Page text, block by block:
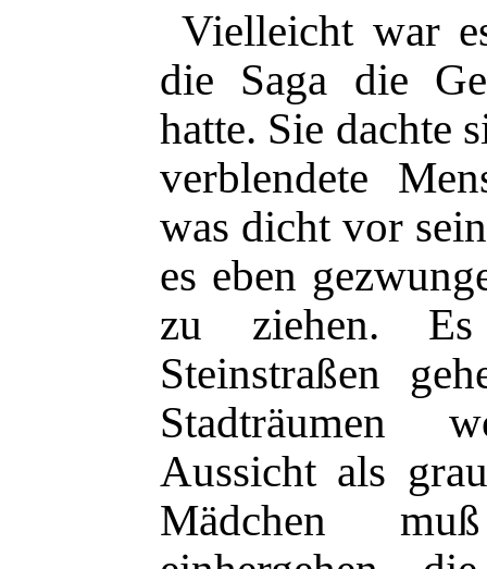
Vielleicht war
die Saga die
hatte. Sie dachte
verblendete
was dicht vor
es eben
zu ziehen.
Steinstraßen
Stadträumen
Aussicht als
Mädchen